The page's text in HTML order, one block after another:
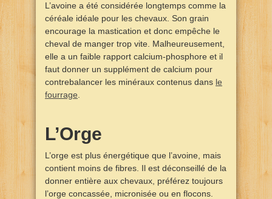
L’avoine a été considérée longtemps comme la
céréale idéale pour les chevaux. Son grain
encourage la mastication et donc empêche le
cheval de manger trop vite. Malheureusement,
elle a un faible rapport calcium-phosphore et il
faut donner un supplément de calcium pour
contrebalancer les minéraux contenus dans le
fourrage
L’Orge
L’orge est plus énergétique que l’avoine, mais
contient moins de fibres. Il est déconseillé de la
donner entière aux chevaux, préférez toujours
l’orge concassée, micronisée ou en flocons.